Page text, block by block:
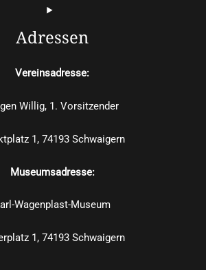
Adressen
Vereinsadresse:
Willig, 1. Vorsitzender
1, 74193 Schwaigern
Museumsadresse:
Wagenplast-Museum
1, 74193 Schwaigern